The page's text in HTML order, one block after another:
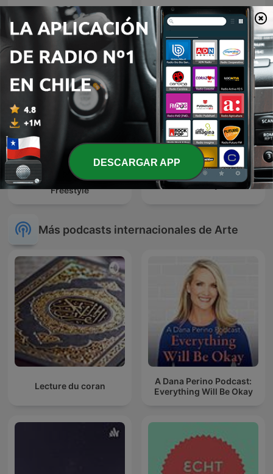
Audiolibros Por qué leer Escuchando Teatro
Marky D's Eurodance &
Freestyle
Roc Comedy Cast
Más podcasts internacionales de Arte
Lecture du coran
A Dana Perino Podcast:
Everything Will Be Okay
DESCARGAR APP